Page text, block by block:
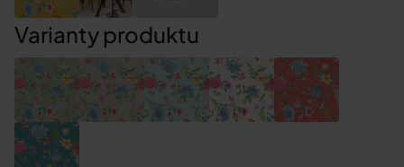
Varianty produktu